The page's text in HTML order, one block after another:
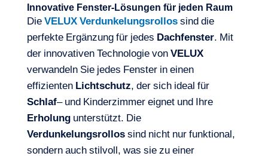
Innovative Fenster-Lösungen für jeden Raum
DieVELUXVerdunkelungsrollossind die
perfekte Ergänzung für jedes Dachfenster. Mit
der innovativen Technologie vonVELUX
verwandeln Sie jedes Fenster in einen
effizientenLichtschutz, der sich ideal für
Schlaf– und Kinderzimmer eignet und Ihre
Erholungunterstützt. Die
Verdunkelungsrollossind nicht nur funktional,
sondern auch stilvoll, was sie zu einer